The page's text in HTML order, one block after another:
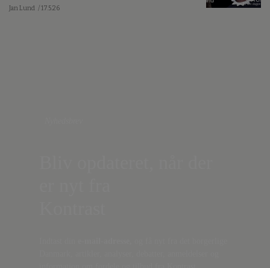
Jan Lund / 17.5.26